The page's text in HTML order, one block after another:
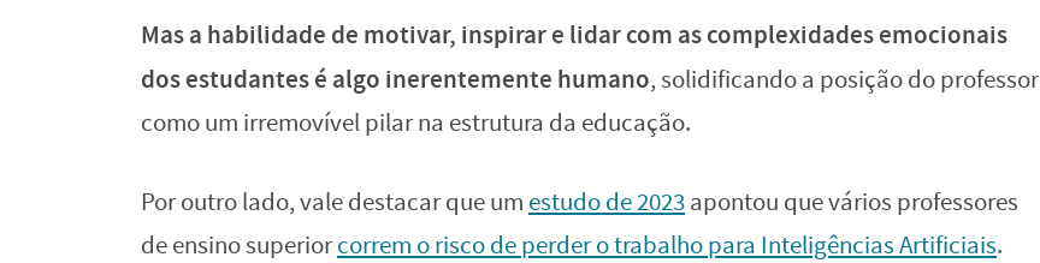
Mas a habilidade de motivar, inspirar e lidar com as complexidades emocionais
dos estudantes é algo inerentemente humano, solidificando a posição do professor
como um irremovível pilar na estrutura da educação.
Por outro lado, vale destacar que um estudo de 2023apontou que vários professores
de ensino superiorcorrem o risco de perder o trabalho para Inteligências Artificiais.